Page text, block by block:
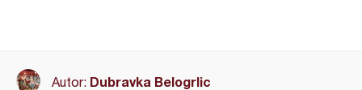
Autor: Dubravka Belogrlic